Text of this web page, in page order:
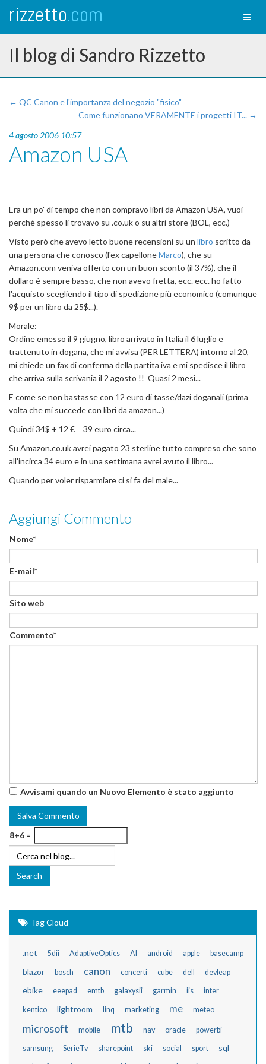
rizzetto.com
Il blog di Sandro Rizzetto
← QC Canon e l'importanza del negozio "fisico"
Come funzionano VERAMENTE i progetti IT... →
4 agosto 2006 10:57
Amazon USA
Era un po' di tempo che non compravo libri da Amazon USA, vuoi
perchè spesso li trovavo su .co.uk o su altri store (BOL, ecc.)
Visto però che avevo letto buone recensioni su un libro scritto da
una persona che conosco (l'ex capelloneMarco), che su
Amazon.com veniva offerto con un buon sconto (il 37%), che il
dollaro è sempre basso, che non avevo fretta, ecc. ecc. ho fatto
l'acquisto scegliendo il tipo di spedizione più economico (comunque
9$ per un libro da 25$...).
Morale:
Ordine emesso il 9 giugno, libro arrivato in Italia il 6 luglio e
trattenuto in dogana, che mi avvisa (PER LETTERA) intorno al 20,
mi chiede un fax di conferma della partita iva e mi spedisce il libro
che arriva sulla scrivania il 2 agosto !! Quasi 2 mesi...
E come se non bastasse con 12 euro di tasse/dazi doganali (prima
volta che mi succede con libri da amazon...)
Quindi 34$ + 12 € = 39 euro circa...
Su Amazon.co.uk avrei pagato 23 sterline tutto compreso che sono
all'incirca 34 euro e in una settimana avrei avuto il libro...
Quando per voler risparmiare ci si fa del male...
Aggiungi Commento
Nome*
E-mail*
Sito web
Commento*
Avvisami quando un Nuovo Elemento è stato aggiunto
8+6 =
Tag Cloud
.net 5dii AdaptiveOptics AI android apple basecamp
blazor bosch canon concerti cube dell devleap
ebike eeepad emtb galaxysii garmin iis inter
kentico lightroom linq marketing me meteo
microsoft mobile mtb nav oracle powerbi
samsung SerieTv sharepoint ski social sport sql